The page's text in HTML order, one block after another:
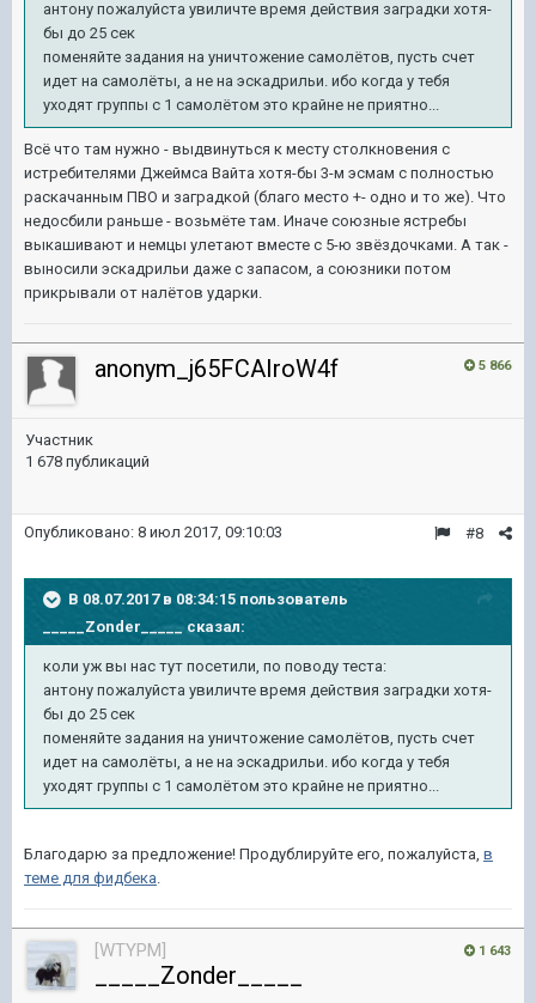
антону пожалуйста увиличте время действия заградки хотя-
бы до 25 сек
поменяйте задания на уничтожение самолётов, пусть счет
идет на самолёты, а не на эскадрильи. ибо когда у тебя
уходят группы с 1 самолётом это крайне не приятно...
Всё что там нужно - выдвинуться к месту столкновения с
истребителями Джеймса Вайта хотя-бы 3-м эсмам с полностью
раскачанным ПВО и заградкой (благо место +- одно и то же). Что
недосбили раньше - возьмёте там. Иначе союзные ястребы
выкашивают и немцы улетают вместе с 5-ю звёздочками. А так -
выносили эскадрильи даже с запасом, а союзники потом
прикрывали от налётов ударки.
5 866
anonym_j65FCAIroW4f
Участник
1 678 публикаций
#8
Опубликовано: 8 июл 2017, 09:10:03
В 08.07.2017 в 08:34:15 пользователь
_____Zonder_____ сказал:
коли уж вы нас тут посетили, по поводу теста:
антону пожалуйста увиличте время действия заградки хотя-
бы до 25 сек
поменяйте задания на уничтожение самолётов, пусть счет
идет на самолёты, а не на эскадрильи. ибо когда у тебя
уходят группы с 1 самолётом это крайне не приятно...
Благодарю за предложение! Продублируйте его, пожалуйста, в
теме для фидбека.
1 643
[WTYPM]
_____Zonder_____